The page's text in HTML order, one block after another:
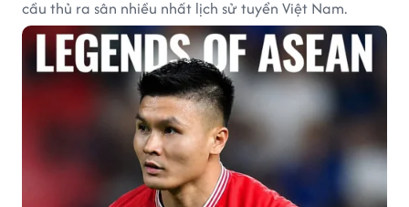
cầu thủ ra sân nhiều nhất lịch sử tuyển Việt Nam.